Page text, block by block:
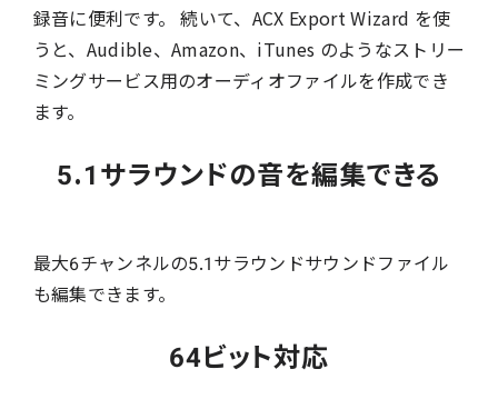
録音に便利です。 続いて、ACX Export Wizard を使
うと、Audible、Amazon、iTunes のようなストリー
ミングサービス用のオーディオファイルを作成でき
ます。
5.1サラウンドの音を編集できる
最大6チャンネルの5.1サラウンドサウンドファイル
も編集できます。
64ビット対応